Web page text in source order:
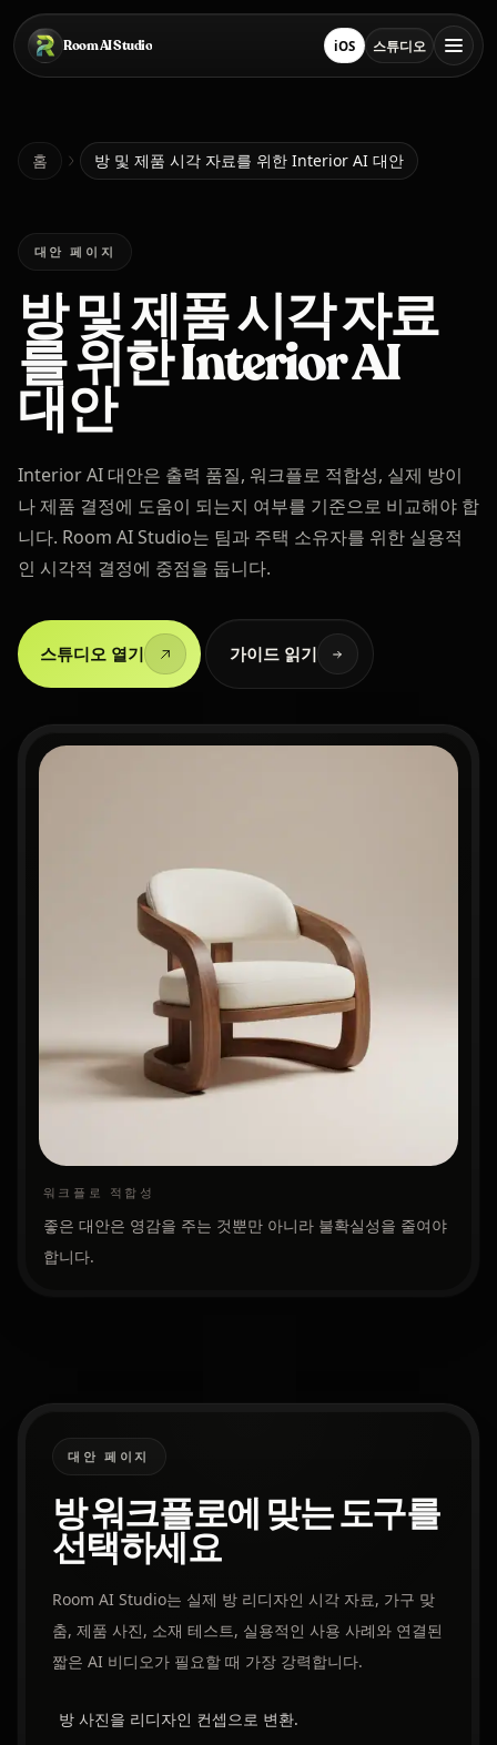
본문으로 건너뛰기
Room AI Studio
홈 iOSApp Store에서 다운로드
스튜디오스튜디오 열기
Room AI Studio
언어한국어
홈 방 및 제품 시각 자료를 위한 Interior AI 대안
대안 페이지
방 및 제품 시각 자료
를 위한 Interior AI
대안
Interior AI 대안은 출력 품질, 워크플로 적합성, 실제 방이
나 제품 결정에 도움이 되는지 여부를 기준으로 비교해야 합
니다. Room AI Studio는 팀과 주택 소유자를 위한 실용적
인 시각적 결정에 중점을 둡니다.
스튜디오 열기 가이드 읽기
워크플로 적합성
좋은 대안은 영감을 주는 것뿐만 아니라 불확실성을 줄여야
합니다.
대안 페이지
방 워크플로에 맞는 도구를
선택하세요
Room AI Studio는 실제 방 리디자인 시각 자료, 가구 맞
춤, 제품 사진, 소재 테스트, 실용적인 사용 사례와 연결된
짧은 AI 비디오가 필요할 때 가장 강력합니다.
방 사진을 리디자인 컨셉으로 변환.